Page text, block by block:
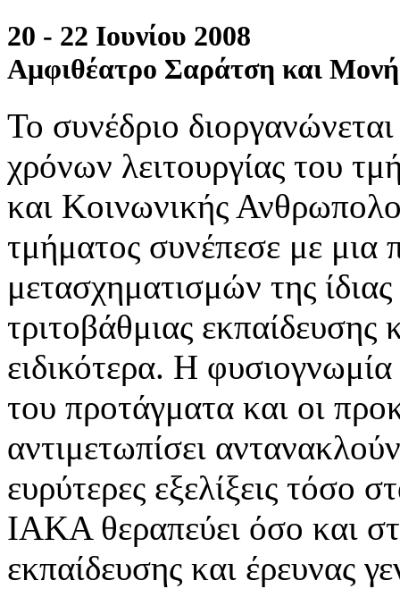
20 - 22 Ιουνίου 2008
Αμφιθέατρο Σαράτση και
Το συνέδριο
χρόνων λειτουργίας του
και Κοινωνικής
τμήματος συνέπεσε με μια
μετασχηματισμών της
τριτοβάθμιας
ειδικότερα. Η
του προτάγματα και οι
αντιμετωπίσει
ευρύτερες εξελίξεις τόσο
ΙΑΚΑ θεραπεύει όσο και
εκπαίδευσης και έρευνας